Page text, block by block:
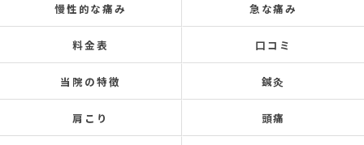
慢性的な痛み 急な痛み
料金表 口コミ
当院の特徴 鍼灸
肩こり 頭痛